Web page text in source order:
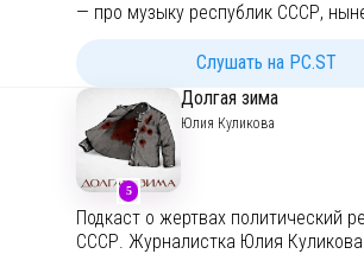
— про музыку республик СССР,
меньшинств внутри России.
Слушать на PC.ST
5
Долгая зима
Юлия Куликова
Подкаст о жертвах политический
СССР. Журналистка Юлия Куликова